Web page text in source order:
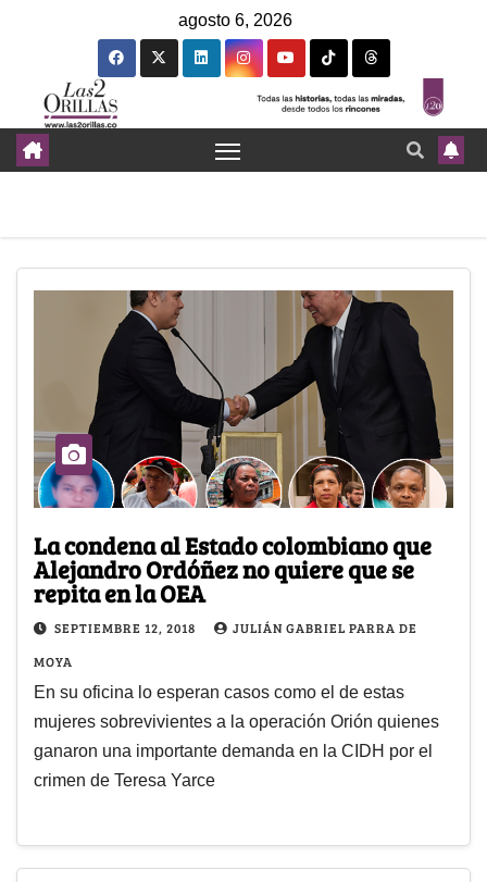
agosto 6, 2026
La condena al Estado colombiano que
Alejandro Ordóñez no quiere que se
repita en la OEA
SEPTIEMBRE 12, 2018
JULIÁN GABRIEL PARRA DE
MOYA
En su oficina lo esperan casos como el de estas
mujeres sobrevivientes a la operación Orión quienes
ganaron una importante demanda en la CIDH por el
crimen de Teresa Yarce